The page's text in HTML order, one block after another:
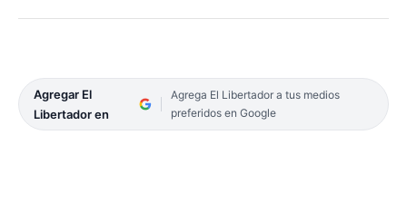
Agregar El
Libertador en
Agrega El Libertador a tus medios
preferidos en Google